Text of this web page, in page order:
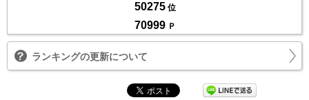
50275 位
70999 Ｐ
ランキングの更新について